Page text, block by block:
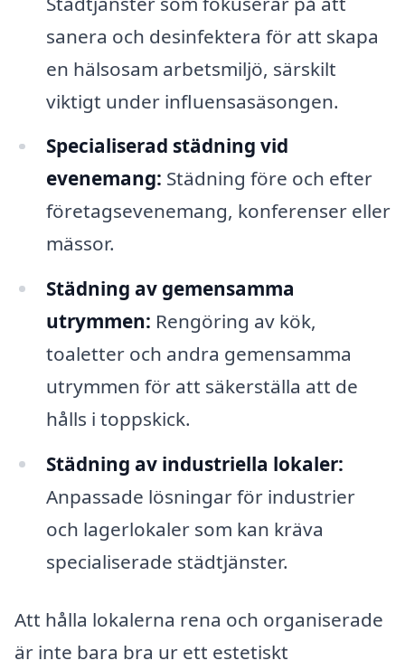
sanera och desinfektera för att skapa
en hälsosam arbetsmiljö, särskilt
viktigt under influensasäsongen.
Specialiserad städning vid
evenemang: Städning före och efter
företagsevenemang, konferenser eller
mässor.
Städning av gemensamma
utrymmen: Rengöring av kök,
toaletter och andra gemensamma
utrymmen för att säkerställa att de
hålls i toppskick.
Städning av industriella lokaler:
Anpassade lösningar för industrier
och lagerlokaler som kan kräva
specialiserade städtjänster.
Att hålla lokalerna rena och organiserade
är inte bara bra ur ett estetiskt